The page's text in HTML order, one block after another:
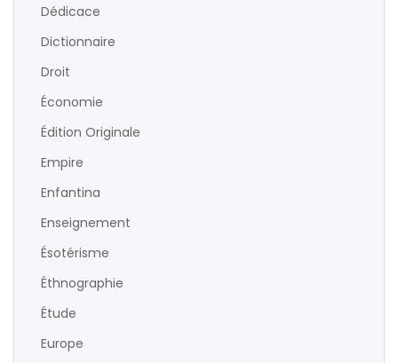
Dédicace
Dictionnaire
Droit
Économie
Édition Originale
Empire
Enfantina
Enseignement
Ésotérisme
Éthnographie
Étude
Europe